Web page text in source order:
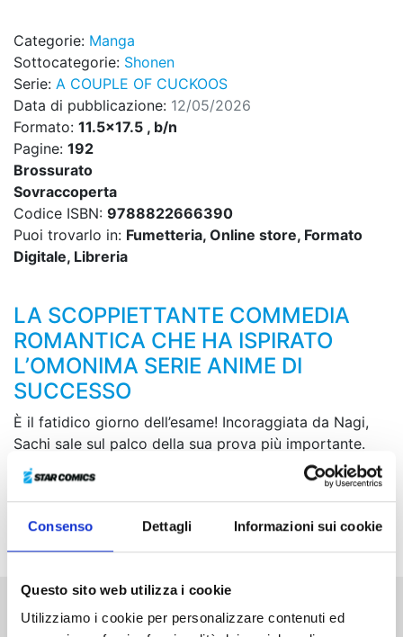
Consenso Dettagli Informazioni sui cookie
Questo sito web utilizza i cookie
Utilizziamo i cookie per personalizzare contenuti ed
Categorie: Manga
Sottocategorie: Shonen
Serie: A COUPLE OF CUCKOOS
Data di pubblicazione: 12/05/2026
Formato: 11.5x17.5 , b/n
Pagine: 192
Brossurato
Sovraccoperta
Codice ISBN: 9788822666390
Puoi trovarlo in: Fumetteria, Online store, Formato
Digitale, Libreria
LA SCOPPIETTANTE COMMEDIA
ROMANTICA CHE HA ISPIRATO
L’OMONIMA SERIE ANIME DI
SUCCESSO
È il fatidico giorno dell’esame! Incoraggiata da Nagi,
Sachi sale sul palco della sua prova più importante.
Riuscirà a superarla e a ottenere una risposta alla sua
dichiarazione? Nel frattempo, arriva la dolce stagione
caratteristici, di chi sarà quello che sceglierà Nagi?